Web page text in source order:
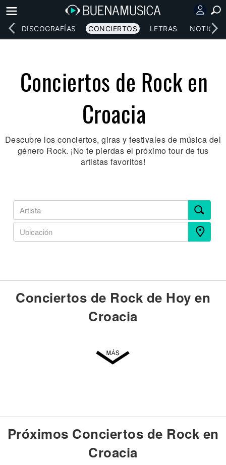
DISCOGRAFÍAS CONCIERTOS LETRAS NOTICIAS
Conciertos de Rock en
Croacia
Descubre los conciertos, giras y festivales de música del
género Rock. ¡No te pierdas el próximo tour de tus
artistas favoritos!
Conciertos de Rock de Hoy en
Croacia
Próximos Conciertos de Rock en
Croacia